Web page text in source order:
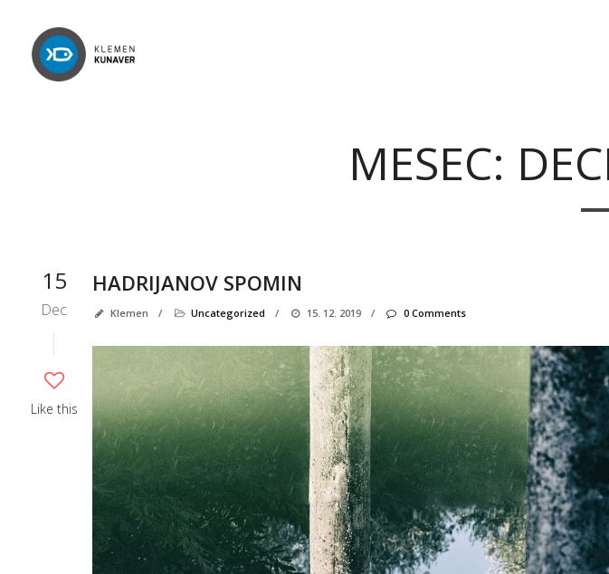
MESEC:
15
Dec
Like this
HADRIJANOV SPOMIN
Klemen / Uncategorized / 15. 12. 2019 / 0 Comments